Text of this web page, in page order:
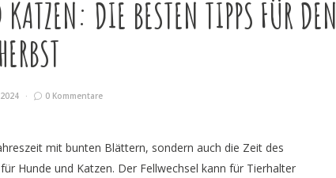
DIE BESTEN TIPPS FÜR DEN
HERBST
0 Kommentare
mit bunten Blättern, sondern auch die Zeit des
Hunde und Katzen. Der Fellwechsel kann für Tierhalter